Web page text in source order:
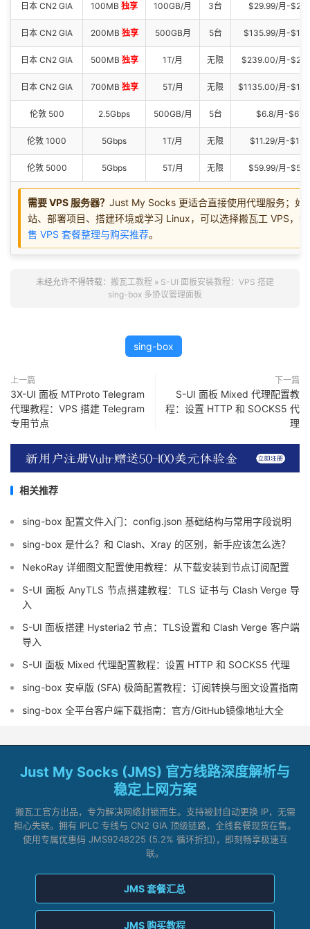
日本 CN2 GIA 100MB 独享 100GB/月 3台 $29.99/月-
日本 CN2 GIA 200MB 独享 500GB月 5台 $135.99/月-
日本 CN2 GIA 500MB 独享 1T/月 无限 $239.00/月-
日本 CN2 GIA 700MB 独享 5T/月 无限 $1135.00/月-
伦敦 500 2.5Gbps 500GB/月 5台 $6.8/月-
伦敦 1000 5Gbps 1T/月 无限 $11.29/月-
伦敦 5000 5Gbps 5T/月 无限 $59.99/月-
需要 VPS 服务器？ Just My Socks 更适合直接使用代理服务；如
站、部署项目、搭建环境或学习 Linux，可以选择搬瓦工 VPS，
售 VPS 套餐整理与购买推荐。
未经允许不得转载： 搬瓦工教程 » S-UI 面板安装教程：VPS 搭建
sing-box 多协议管理面板
sing-box
上一篇
3X-UI 面板 MTProto Telegram
代理教程：VPS 搭建 Telegram
专用节点
下一篇
S-UI 面板 Mixed 代理配置教
程：设置 HTTP 和 SOCKS5 代
理
相关推荐
sing-box 配置文件入门：config.json 基础结构与常用字段说明
sing-box 是什么？和 Clash、Xray 的区别，新手应该怎么选？
NekoRay 详细图文配置使用教程：从下载安装到节点订阅配置
S-UI 面板 AnyTLS 节点搭建教程：TLS 证书与 Clash Verge 导
入
S-UI 面板搭建 Hysteria2 节点：TLS设置和 Clash Verge 客户端
导入
S-UI 面板 Mixed 代理配置教程：设置 HTTP 和 SOCKS5 代理
sing-box 安卓版 (SFA) 极简配置教程：订阅转换与图文设置指南
sing-box 全平台客户端下载指南：官方/GitHub镜像地址大全
Just My Socks (JMS) 官方线路深度解析与
稳定上网方案
搬瓦工官方出品，专为解决网络封锁而生。支持被封自动更换 IP，无需
担心失联。拥有 IPLC 专线与 CN2 GIA 顶级链路，全线套餐现货在售。
使用专属优惠码 JMS9248225 (5.2% 循环折扣)，即刻畅享极速互
联。
JMS 套餐汇总
JMS 购买教程